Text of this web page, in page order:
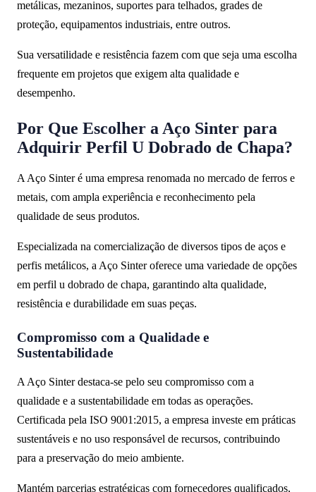
metálicas, mezaninos, suportes para telhados, grades de
proteção, equipamentos industriais, entre outros.
Sua versatilidade e resistência fazem com que seja uma escolha
frequente em projetos que exigem alta qualidade e
desempenho.
Por Que Escolher a Aço Sinter para
Adquirir Perfil U Dobrado de Chapa?
A Aço Sinter é uma empresa renomada no mercado de ferros e
metais, com ampla experiência e reconhecimento pela
qualidade de seus produtos.
Especializada na comercialização de diversos tipos de aços e
perfis metálicos, a Aço Sinter oferece uma variedade de opções
em perfil u dobrado de chapa, garantindo alta qualidade,
resistência e durabilidade em suas peças.
Compromisso com a Qualidade e
Sustentabilidade
A Aço Sinter destaca-se pelo seu compromisso com a
qualidade e a sustentabilidade em todas as operações.
Certificada pela ISO 9001:2015, a empresa investe em práticas
sustentáveis e no uso responsável de recursos, contribuindo
para a preservação do meio ambiente.
Mantém parcerias estratégicas com fornecedores qualificados,